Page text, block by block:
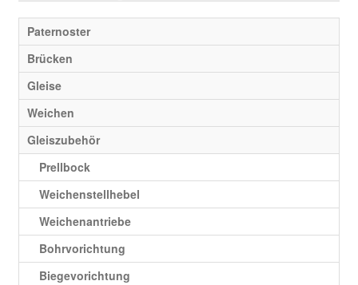
Paternoster
Brücken
Gleise
Weichen
Gleiszubehör
Prellbock
Weichenstellhebel
Weichenantriebe
Bohrvorichtung
Biegevorichtung